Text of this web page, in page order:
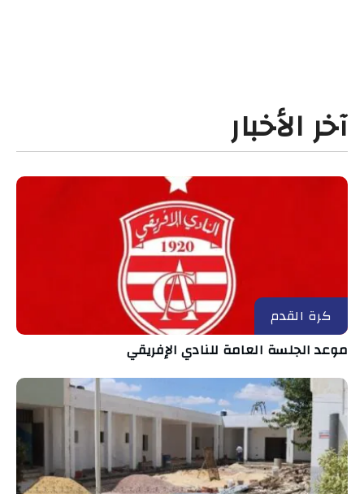
آخر الأخبار
كرة القدم
موعد الجلسة العامة للنادي الإفريقي